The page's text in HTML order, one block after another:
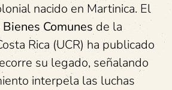
nacido en Martinica. El
Comunes de la
Rica (UCR) ha publicado
su legado, señalando
interpela las luchas